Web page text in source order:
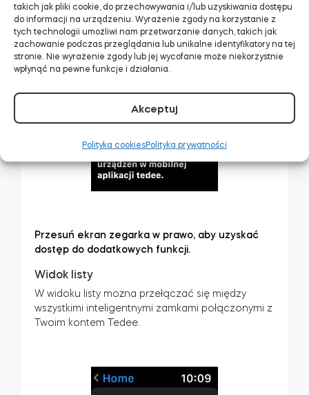
takich jak pliki cookie, do przechowywania i/lub uzyskiwania dostępu
do informacji na urządzeniu. Wyrażenie zgody na korzystanie z
tych technologii umożliwi nam przetwarzanie danych, takich jak
zachowanie podczas przeglądania lub unikalne identyfikatory na tej
stronie. Nie wyrażenie zgody lub jej wycofanie może niekorzystnie
wpłynąć na pewne funkcje i działania.
Akceptuj
Polityka cookiesPolityka prywatności
Przesuń ekran zegarka w prawo, aby uzyskać
dostęp do dodatkowych funkcji.
Widok listy
W widoku listy można przełączać się między
wszystkimi inteligentnymi zamkami połączonymi z
Twoim kontem Tedee.